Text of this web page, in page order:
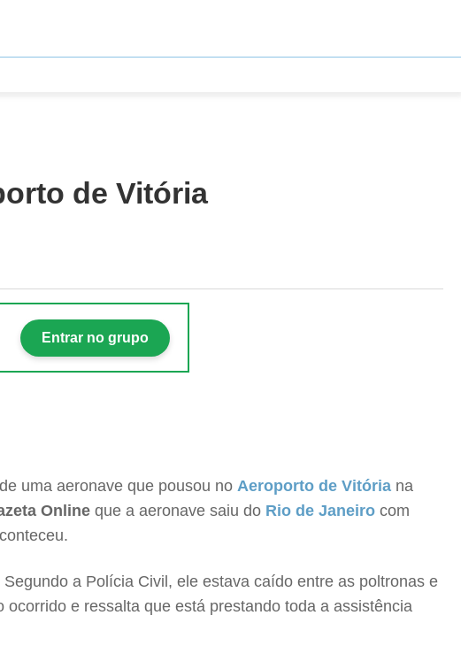
de Vitória
Entrar no grupo
uma aeronave que pousou no Aeroporto de Vitória na
Online que a aeronave saiu do Rio de Janeiro com
a Polícia Civil, ele estava caído entre as poltronas e
e ressalta que está prestando toda a assistência